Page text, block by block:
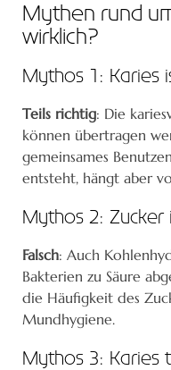
Mythen rund
wirklich?
Mythos 1: Karies
Teils richtig: Die
können übertragen
gemeinsames
entsteht, hängt aber
Mythos 2: Zucker
Falsch: Auch
Bakterien zu Säure
die Häufigkeit des
Mundhygiene.
Mythos 3: Karies